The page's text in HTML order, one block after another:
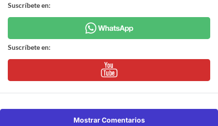
Suscríbete en:
Suscríbete en:
Mostrar Comentarios